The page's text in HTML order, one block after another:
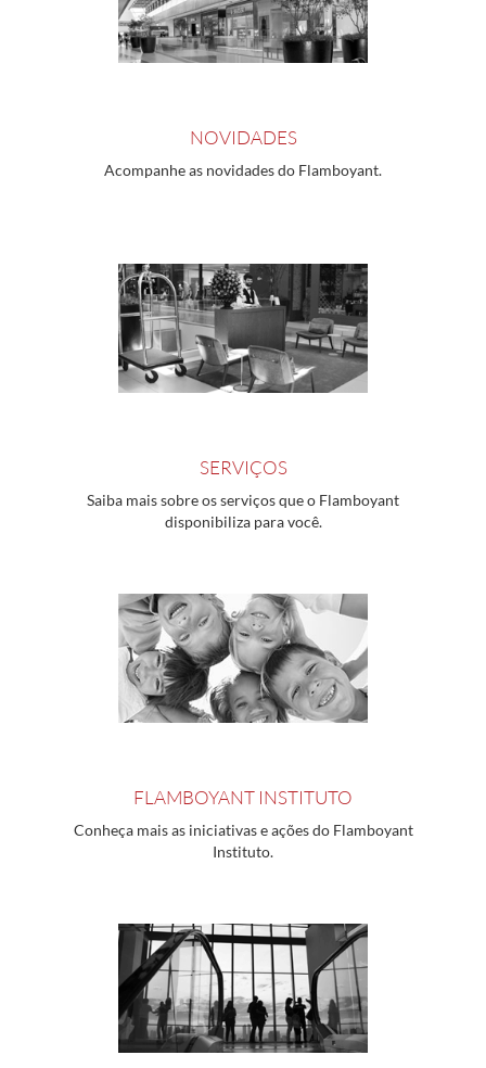
NOVIDADES
Acompanhe as novidades do Flamboyant.
SERVIÇOS
Saiba mais sobre os serviços que o Flamboyant
disponibiliza para você.
FLAMBOYANT INSTITUTO
Conheça mais as iniciativas e ações do Flamboyant
Instituto.